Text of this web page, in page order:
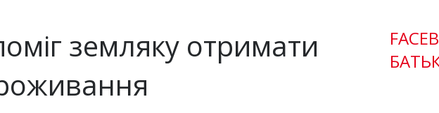
земляку отримати